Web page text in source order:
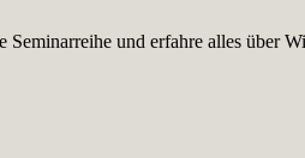
und erfahre alles über